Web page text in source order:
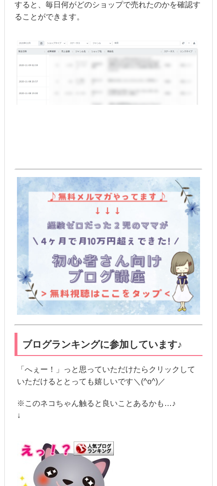
すると、毎日何がどのショップで売れたのかを確認す
ることができます。
ブログランキングに参加しています♪
「へぇー！」っと思っていただけたらクリックして
いただけるととっても嬉しいです＼(^o^)／
※このネコちゃん触ると良いことあるかも…♪
↓